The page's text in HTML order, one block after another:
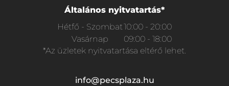
Általános nyitvatartás*
Hétfő - Szombat10:00 - 20:00
Vasárnap
09:00 - 18:00
*Az üzletek nyitvatartása eltérő lehet.
info@pecsplaza.hu